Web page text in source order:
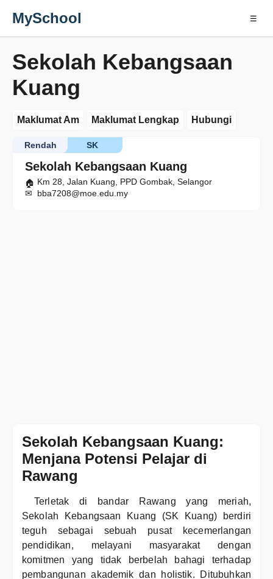
MySchool ☰
Sekolah Kebangsaan
Kuang
Maklumat Am Maklumat Lengkap Hubungi
Sekolah Kebangsaan Kuang
SK
Rendah
Km 28, Jalan Kuang, PPD Gombak, Selangor
bba7208@moe.edu.my
Sekolah Kebangsaan Kuang:
Menjana Potensi Pelajar di
Rawang
Terletak di bandar Rawang yang meriah,
Sekolah Kebangsaan Kuang (SK Kuang) berdiri
teguh sebagai sebuah pusat kecemerlangan
pendidikan, melayani masyarakat dengan
komitmen yang tidak berbelah bahagi terhadap
pembangunan akademik dan holistik. Ditubuhkan